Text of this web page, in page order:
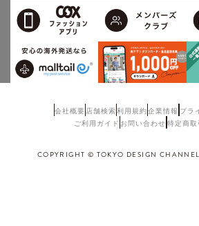
会社概要 店舗検索利用規約企業情報 プラ
ご利用ガイド お問い合わせ 特定商取
COPYRIGHT © TOKYO DESIGN